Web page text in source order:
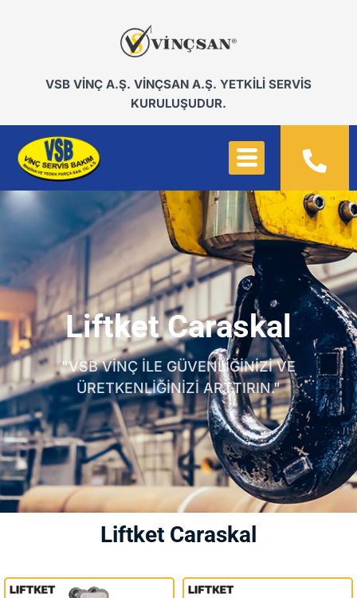
VSB VİNÇ A.Ş. VİNÇSAN A.Ş. YETKİLİ SERVİS
KURULUŞUDUR.
Liftket Caraskal
"VSB VİNÇ İLE GÜVENLİĞİNİZİ VE
ÜRETKENLİĞİNİZİ ARTTIRIN."
Liftket Caraskal